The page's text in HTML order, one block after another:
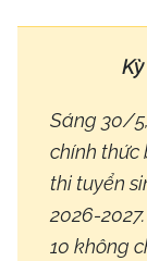
Sáng 30/
chính thức
thi tuyển
2026-
10 không